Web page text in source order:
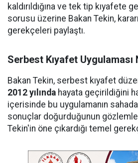
kaldırıldığına ve tek tip kıyafete
sorusu üzerine Bakan Tekin,
gerekçeleri paylaştı.
Serbest Kıyafet Uygulaması
Bakan Tekin, serbest kıyafet
2012 yılında hayata geçirildiğini
içerisinde bu uygulamanın
sonuçlar doğurduğunun
Tekin'in öne çıkardığı temel